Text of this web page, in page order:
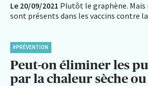
Le 20/09/2021 Plutôt le graphène. Mais
sont présents dans les vaccins contre
#PRÉVENTION
Peut-on éliminer les
par la chaleur sèche